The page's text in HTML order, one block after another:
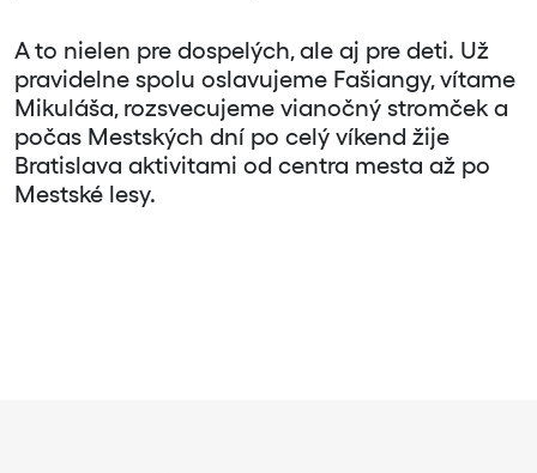
A to nielen pre dospelých, ale aj pre deti. Už
pravidelne spolu oslavujeme Fašiangy, vítame
Mikuláša, rozsvecujeme vianočný stromček a
počas Mestských dní po celý víkend žije
Bratislava aktivitami od centra mesta až po
Mestské lesy.